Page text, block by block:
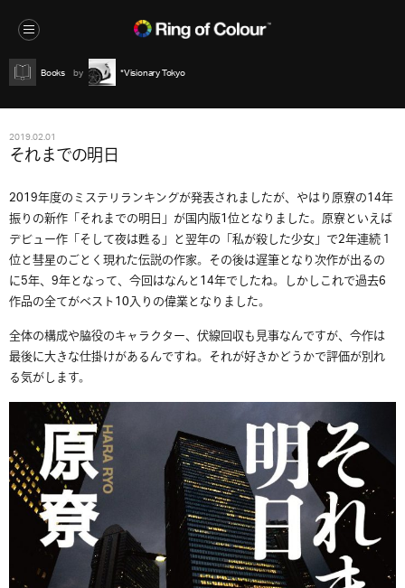
Books *Visionary Tokyo
2019.02.01
それまでの明日
2019年度のミステリランキングが発表されましたが、やはり原寮の14年
振りの新作「それまでの明日」が国内版1位となりました。原寮といえば
デビュー作「そして夜は甦る」と翌年の「私が殺した少女」で2年連続１
位と彗星のごとく現れた伝説の作家。その後は遅筆となり次作が出るの
に5年、9年となって、今回はなんと14年でしたね。しかしこれで過去6
作品の全てがベスト10入りの偉業となりました。
全体の構成や脇役のキャラクター、伏線回収も見事なんですが、今作は
最後に大きな仕掛けがあるんですね。それが好きかどうかで評価が別れ
る気がします。